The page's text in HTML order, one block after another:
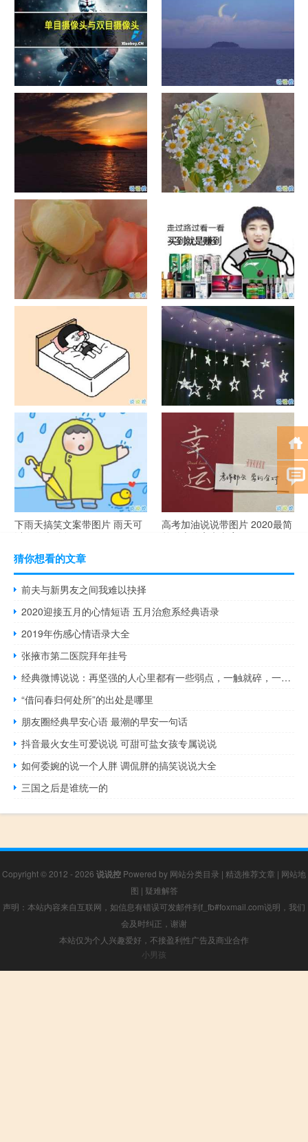
单目摄像头与双目摄像头
晚安励志语录带图片 晚安心语
励志鸡汤
日出文案温柔句子 看日出的微
信说说配图
晒风景照的唯美说说配图 适合
发风景的朋友圈文案
官宣恋爱的说说配图 官宣句子
抖音摆地摊文案 摆地摊的搞笑
说说带图片
谐音梗土味情话大全带图片 油
腻搞笑的土味情话
很酷的霸气句子带图片 最新霸
气说说高冷范
下雨天搞笑文案带图片 雨天可
以发的幽默句子
高考加油说说带图片 2020最简
单励志的高考文案
猜你想看的文章
前夫与新男友之间我难以抉择
2020迎接五月的心情短语 五月治愈系经典语录
2019年伤感心情语录大全
张掖市第二医院拜年挂号
经典微博说说：再坚强的人心里都有一些弱点，一触就碎，一碰就痛
“借问春归何处所”的出处是哪里
朋友圈经典早安心语 最潮的早安一句话
抖音最火女生可爱说说 可甜可盐女孩专属说说
如何委婉的说一个人胖 调侃胖的搞笑说说大全
三国之后是谁统一的
Copyright © 2012 - 2026 说说控 Powered by 网站分类目录 | 精选推荐文章 | 网站地
图 | 疑难解答
声明：本站内容来自互联网，如信息有错误可发邮件到f_fb#foxmail.com说明，我们
会及时纠正，谢谢
本站仅为个人兴趣爱好，不接盈利性广告及商业合作
小男孩